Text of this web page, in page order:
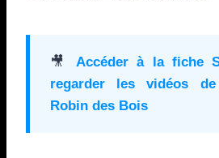
🎥 Accéder à la fiche
regarder les vidéos de
Robin des Bois